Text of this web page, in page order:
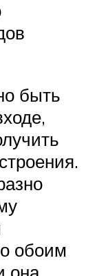
быть
обоим